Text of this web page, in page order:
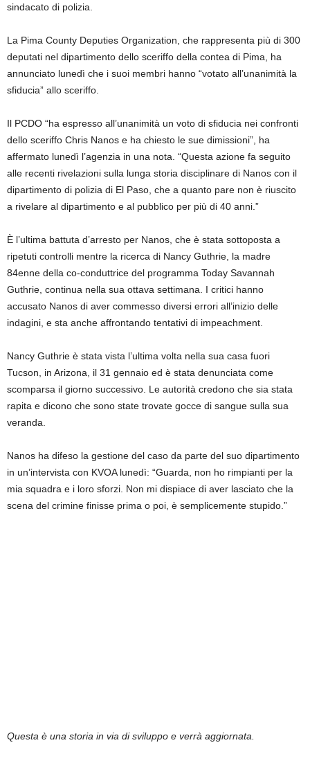
sindacato di polizia.
La Pima County Deputies Organization, che rappresenta più di 300
deputati nel dipartimento dello sceriffo della contea di Pima, ha
annunciato lunedì che i suoi membri hanno “votato all’unanimità la
sfiducia” allo sceriffo.
Il PCDO “ha espresso all’unanimità un voto di sfiducia nei confronti
dello sceriffo Chris Nanos e ha chiesto le sue dimissioni”, ha
affermato lunedì l’agenzia in una nota. “Questa azione fa seguito
alle recenti rivelazioni sulla lunga storia disciplinare di Nanos con il
dipartimento di polizia di El Paso, che a quanto pare non è riuscito
a rivelare al dipartimento e al pubblico per più di 40 anni.”
È l’ultima battuta d’arresto per Nanos, che è stata sottoposta a
ripetuti controlli mentre la ricerca di Nancy Guthrie, la madre
84enne della co-conduttrice del programma Today Savannah
Guthrie, continua nella sua ottava settimana. I critici hanno
accusato Nanos di aver commesso diversi errori all’inizio delle
indagini, e sta anche affrontando tentativi di impeachment.
Nancy Guthrie è stata vista l’ultima volta nella sua casa fuori
Tucson, in Arizona, il 31 gennaio ed è stata denunciata come
scomparsa il giorno successivo. Le autorità credono che sia stata
rapita e dicono che sono state trovate gocce di sangue sulla sua
veranda.
Nanos ha difeso la gestione del caso da parte del suo dipartimento
in un’intervista con KVOA lunedì: “Guarda, non ho rimpianti per la
mia squadra e i loro sforzi. Non mi dispiace di aver lasciato che la
scena del crimine finisse prima o poi, è semplicemente stupido.”
Questa è una storia in via di sviluppo e verrà aggiornata.